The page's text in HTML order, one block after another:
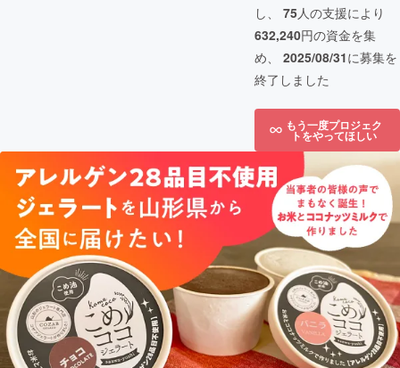
し、 75人の支援により
632,240円の資金を集
め、 2025/08/31に募集を
終了しました
もう一度プロジェク
トをやってほしい